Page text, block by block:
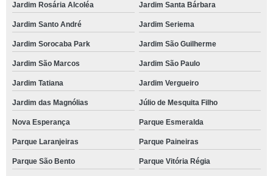
Jardim Rosária Alcoléa Jardim Santa Bárbara
Jardim Santo André Jardim Seriema
Jardim Sorocaba Park Jardim São Guilherme
Jardim São Marcos Jardim São Paulo
Jardim Tatiana Jardim Vergueiro
Jardim das Magnólias Júlio de Mesquita Filho
Nova Esperança Parque Esmeralda
Parque Laranjeiras Parque Paineiras
Parque São Bento Parque Vitória Régia